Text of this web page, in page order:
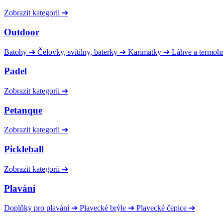
Zobrazit kategorii ➔
Outdoor
Batohy ➔ Čelovky, svítilny, baterky ➔ Karimatky ➔ Láhve a
Padel
Zobrazit kategorii ➔
Petanque
Zobrazit kategorii ➔
Pickleball
Zobrazit kategorii ➔
Plavání
Doplňky pro plavání ➔ Plavecké brýle ➔ Plavecké čepice ➔